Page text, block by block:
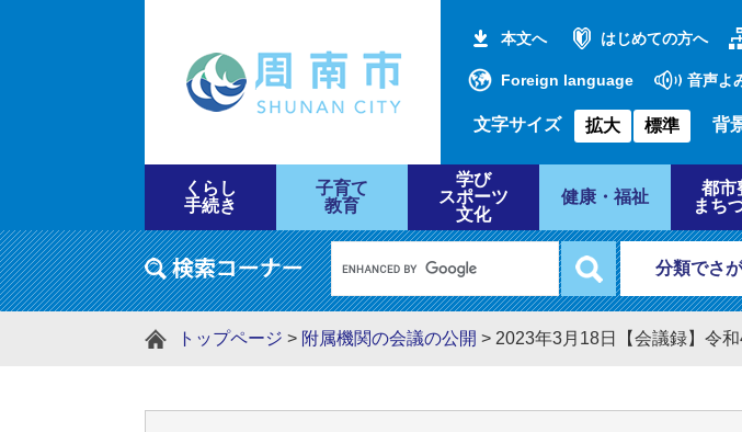
本文へ はじめての方へ
Foreign language 音声よ
文字サイズ 拡大 標準 背
くらし
手続き
子育て
教育
学び
スポーツ
文化
健康・福祉
都市
まち
分類でさ
トップページ > 附属機関の会議の公開 > 2023年3月18日【会議録】令